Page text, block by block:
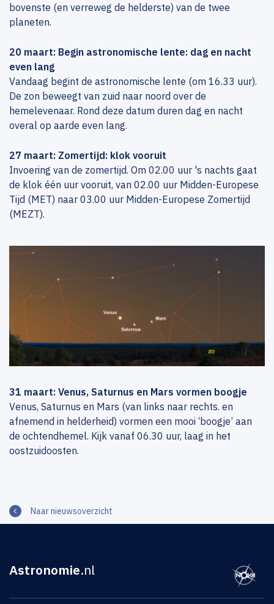
bovenste (en verreweg de helderste) van de twee
planeten.
20 maart: Begin astronomische lente: dag en nacht
even lang
Vandaag begint de astronomische lente (om 16.33 uur).
De zon beweegt van zuid naar noord over de
hemelevenaar. Rond deze datum duren dag en nacht
overal op aarde even lang.
27 maart: Zomertijd: klok vooruit
Invoering van de zomertijd. Om 02.00 uur 's nachts gaat
de klok één uur vooruit, van 02.00 uur Midden-Europese
Tijd (MET) naar 03.00 uur Midden-Europese Zomertijd
(MEZT).
31 maart: Venus, Saturnus en Mars vormen boogje
Venus, Saturnus en Mars (van links naar rechts. en
afnemend in helderheid) vormen een mooi ‘boogje’ aan
de ochtendhemel. Kijk vanaf 06.30 uur, laag in het
oostzuidoosten.
Naar nieuwsoverzicht
Astronomie.nl